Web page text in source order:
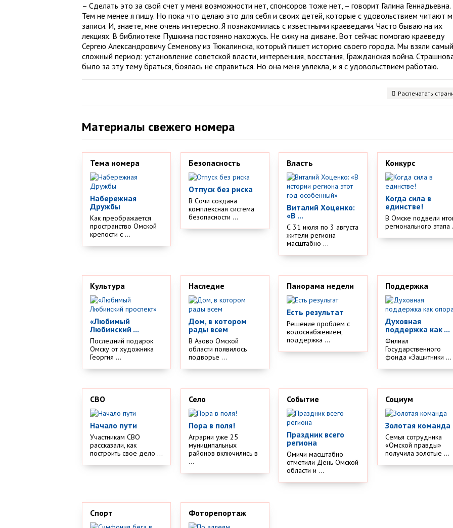
– Сделать это за свой счет у меня возможности нет, спонсоров тоже нет, – говорит Галина Геннадьевна.
Тем не менее я пишу. Но пока что делаю это для себя и своих детей, которые с удовольствием читают
записи. И, знаете, мне очень интересно. Я познакомилась с известными краеведами. Часто бываю на их
лекциях. В библиотеке Пушкина постоянно нахожусь. Не сижу на диване. Вот сейчас помогаю краеведу
Сергею Александровичу Семенову из Тюкалинска, который пишет историю своего города. Мы взяли самый
сложный период: установление советской власти, интервенция, восстания, Гражданская война.
было за эту тему браться, боялась не справиться. Но она меня увлекла, и я с удовольствием работаю.
Распечатать
Материалы свежего номера
Тема номера
Набережная
Дружбы
Как преображается
пространство Омской
крепости с ...
Безопасность
Отпуск без риска
В Сочи создана
комплексная система
безопасности ...
Власть
Виталий Хоценко:
«В ...
С 31 июля по 3 августа
жители региона
масштабно ...
Конкурс
Когда сила в
единстве!
В Омске подвели
регионального этапа
Культура
«Любимый
Любинский ...
Последний подарок
Омску от художника
Георгия ...
Наследие
Дом, в котором
рады всем
В Азово Омской
области появилось
подворье ...
Панорама недели
Есть результат
Решение проблем с
водоснабжением,
поддержка ...
Поддержка
Духовная
поддержка как ...
Филиал
Государственного
фонда «Защитники ...
СВО
Начало пути
Участникам СВО
рассказали, как
построить свое дело ...
Село
Пора в поля!
Аграрии уже 25
муниципальных
районов включились в
...
Событие
Праздник всего
региона
Омичи масштабно
отметили День Омской
области и ...
Социум
Золотая команда
Семья сотрудника
«Омской правды»
получила золотые ...
Спорт Фоторепортаж